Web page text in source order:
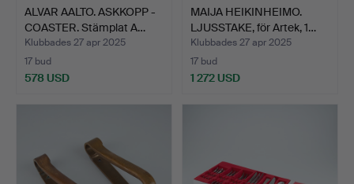
ALVAR AALTO. ASKKOPP -
COASTER. Stämplat A…
Klubbades 27 apr 2025
17 bud
578 USD
MAIJA HEIKINHEIMO.
LJUSSTAKE, för Artek, 1…
Klubbades 27 apr 2025
17 bud
1 272 USD